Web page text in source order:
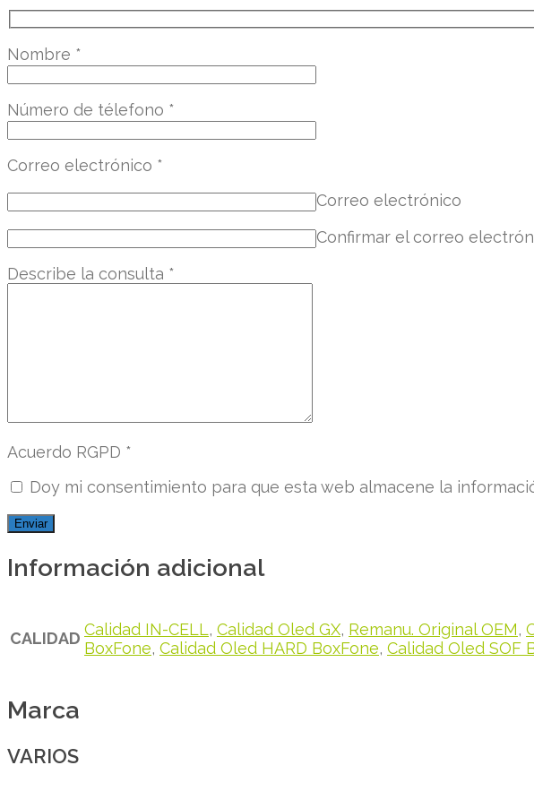
Nombre *
Número de télefono *
Correo electrónico *
Correo electrónico
Confirmar el correo
Describe la consulta *
Acuerdo RGPD *
Doy mi consentimiento para que esta web almacene la
Información adicional
CALIDAD Calidad IN-CELL, Calidad Oled GX, Remanu. Original OEM,
BoxFone, Calidad Oled HARD BoxFone, Calidad Oled SOF
Marca
VARIOS